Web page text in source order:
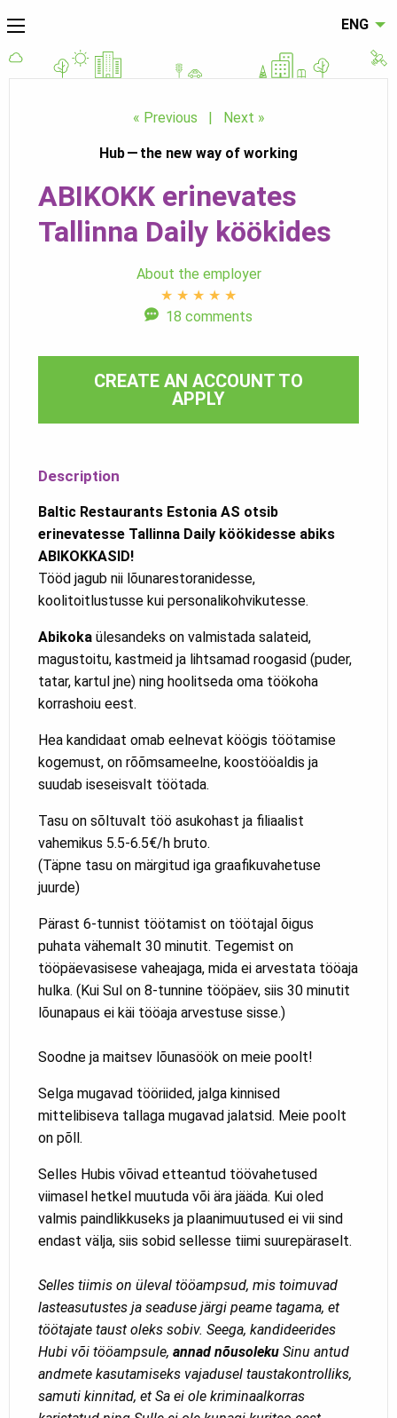
ENG
Hub — the new way of working
« Previous Next »
ABIKOKK erinevates
Tallinna Daily köökides
About the employer
★ ★ ★ ★ ★
18 comments
CREATE AN ACCOUNT TO
APPLY
Description
Baltic Restaurants Estonia AS otsib
erinevatesse Tallinna Daily köökidesse abiks
ABIKOKKASID!
Tööd jagub nii lõunarestoranidesse,
koolitoitlustusse kui personalikohvikutesse.
Abikoka ülesandeks on valmistada salateid,
magustoitu, kastmeid ja lihtsamad roogasid (puder,
tatar, kartul jne) ning hoolitseda oma töökoha
korrashoiu eest.
Hea kandidaat omab eelnevat köögis töötamise
kogemust, on rõõmsameelne, koostööaldis ja
suudab iseseisvalt töötada.
Tasu on sõltuvalt töö asukohast ja filiaalist
vahemikus 5.5-6.5€/h bruto.
(Täpne tasu on märgitud iga graafikuvahetuse
juurde)
Pärast 6-tunnist töötamist on töötajal õigus
puhata vähemalt 30 minutit. Tegemist on
tööpäevasisese vaheajaga, mida ei arvestata tööaja
hulka. (Kui Sul on 8-tunnine tööpäev, siis 30 minutit
lõunapaus ei käi tööaja arvestuse sisse.)
Soodne ja maitsev lõunasöök on meie poolt!
Selga mugavad tööriided, jalga kinnised
mittelibiseva tallaga mugavad jalatsid. Meie poolt
on põll.
Selles Hubis võivad etteantud töövahetused
viimasel hetkel muutuda või ära jääda. Kui oled
valmis paindlikkuseks ja plaanimuutused ei vii sind
endast välja, siis sobid sellesse tiimi suurepäraselt.
Selles tiimis on üleval tööampsud, mis toimuvad
lasteasutustes ja seaduse järgi peame tagama, et
töötajate taust oleks sobiv. Seega, kandideerides
Hubi või tööampsule, annad nõusoleku Sinu antud
andmete kasutamiseks vajadusel taustakontrolliks,
samuti kinnitad, et Sa ei ole kriminaalkorras